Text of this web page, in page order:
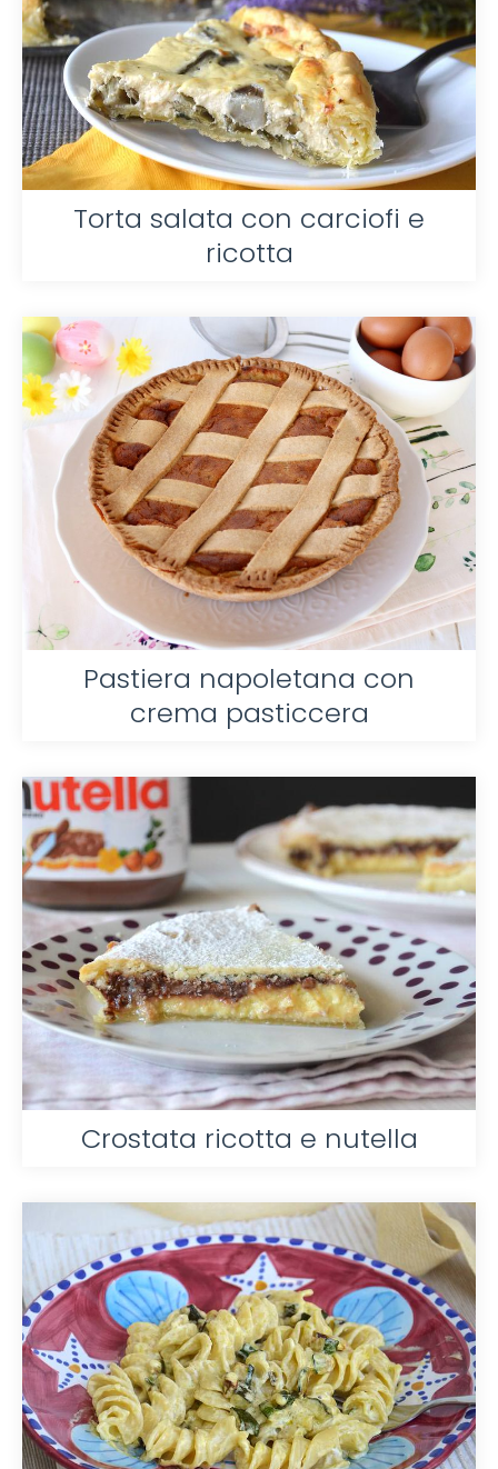
Torta salata con carciofi e
ricotta
Pastiera napoletana con
crema pasticcera
Crostata ricotta e nutella